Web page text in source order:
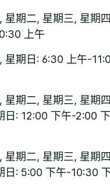
星期二, 星期三, 星期
上午
星期日: 6:30 上午-
星期二, 星期三, 星期
日: 12:00 下午-2:00
星期二, 星期三, 星期
日: 5:00 下午-10:30